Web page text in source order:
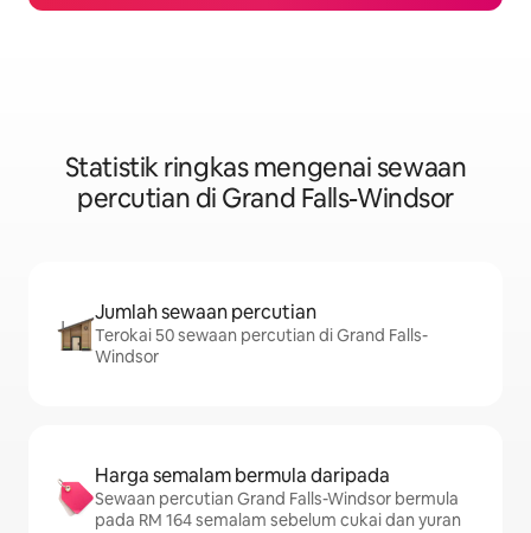
Statistik ringkas mengenai sewaan
percutian di Grand Falls-Windsor
Jumlah sewaan percutian
Terokai 50 sewaan percutian di Grand Falls-
Windsor
Harga semalam bermula daripada
Sewaan percutian Grand Falls-Windsor bermula
pada RM 164 semalam sebelum cukai dan yuran